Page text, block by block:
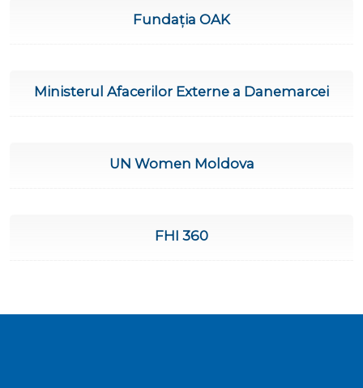
Fundația OAK
Ministerul Afacerilor Externe a Danemarcei
UN Women Moldova
FHI 360